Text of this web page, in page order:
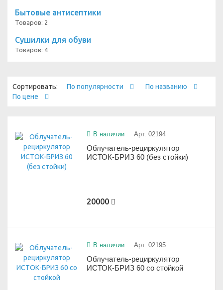
Бытовые антисептики
Товаров: 2
Сушилки для обуви
Товаров: 4
Сортировать: По популярности
По названию
По цене
В наличии Арт. 02194
Облучатель-рециркулятор
ИСТОК-БРИЗ 60 (без стойки)
20000
В наличии Арт. 02195
Облучатель-рециркулятор
ИСТОК-БРИЗ 60 со стойкой